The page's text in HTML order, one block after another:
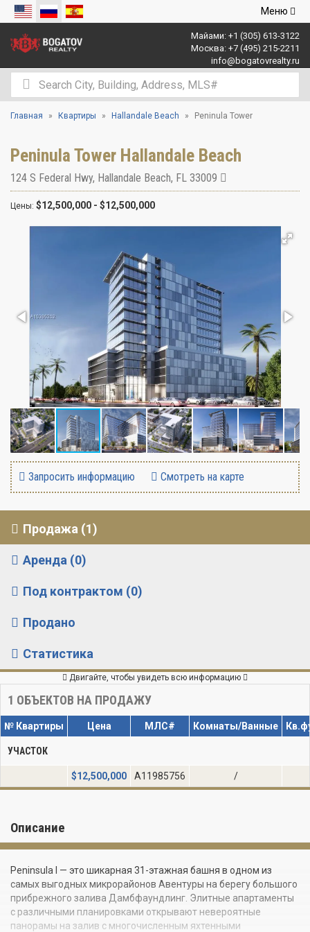
Открыть
Меню
Майами: +1 (305) 613-3122
Москва: +7 (495) 215-2211
info@bogatovrealty.ru
Главная Квартиры Hallandale Beach Peninula Tower
Peninula Tower Hallandale Beach
124 S Federal Hwy, Hallandale Beach, FL 33009
Цены: $12,500,000 - $12,500,000
Запросить информацию Смотреть на карте
Продажа (1)
Аренда (0)
Под контрактом (0)
Продано
Статистика
Двигайте, чтобы увидеть всю информацию
1 ОБЪЕКТОВ НА ПРОДАЖУ
№ Квартиры Цена МЛС# Комнаты/Ванные
УЧАСТОК
$12,500,000 A11985756 /
Описание
Peninsula I — это шикарная 31-этажная башня в одном из
самых выгодных микрорайонов Авентуры на берегу большого
прибрежного залива Дамбфаундлинг. Элитные апартаменты
с различными планировками открывают невероятные
панорамы на залив с многочисленным яхтенными